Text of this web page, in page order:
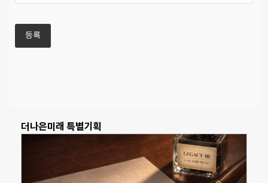
더나은미래 특별기획